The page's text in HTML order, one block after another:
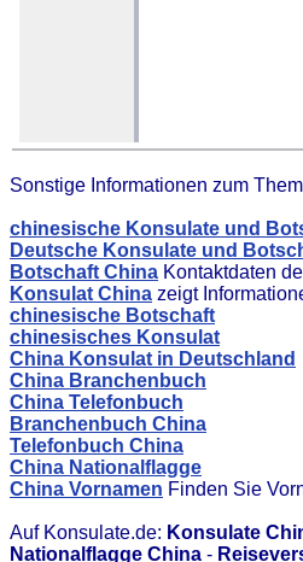
Sonstige Informationen zum
chinesische Konsulate und
Deutsche Konsulate und
Botschaft China Kontaktdaten
Konsulat China zeigt
chinesische Botschaft
chinesisches Konsulat
China Konsulat in Deutschland
China Branchenbuch
China Telefonbuch
Branchenbuch China
Telefonbuch China
China Nationalflagge
China Vornamen Finden Sie
Auf Konsulate.de: Konsulate
Nationalflagge China -